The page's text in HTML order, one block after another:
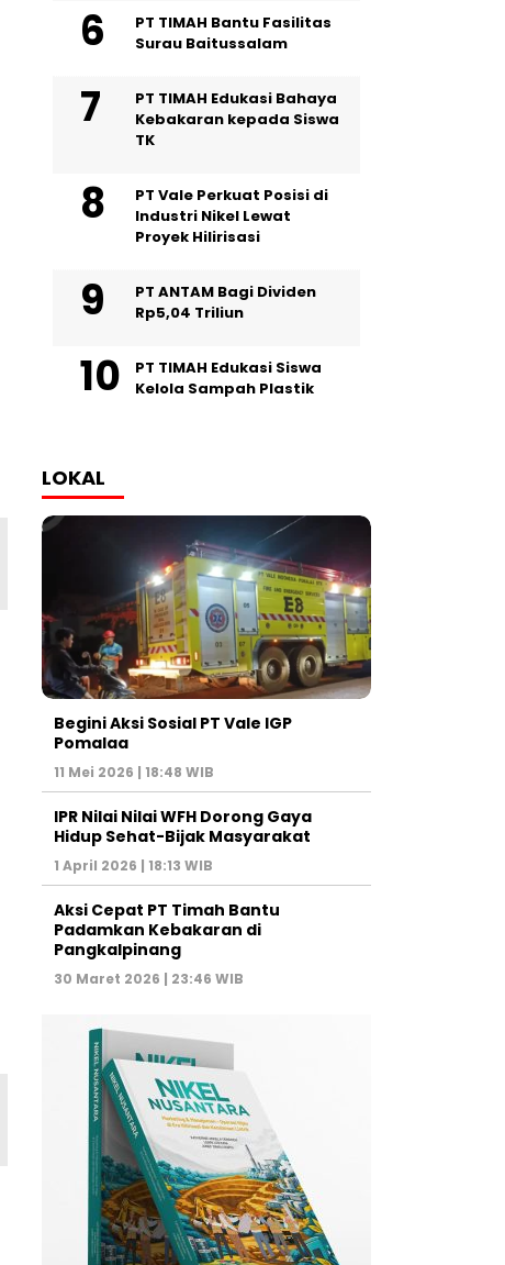
PT TIMAH Bantu Fasilitas
Surau Baitussalam
PT TIMAH Edukasi Bahaya
Kebakaran kepada Siswa
TK
PT Vale Perkuat Posisi di
Industri Nikel Lewat
Proyek Hilirisasi
PT ANTAM Bagi Dividen
Rp5,04 Triliun
PT TIMAH Edukasi Siswa
Kelola Sampah Plastik
LOKAL
Begini Aksi Sosial PT Vale IGP
Pomalaa
11 Mei 2026 | 18:48 WIB
IPR Nilai Nilai WFH Dorong Gaya
Hidup Sehat-Bijak Masyarakat
1 April 2026 | 18:13 WIB
Aksi Cepat PT Timah Bantu
Padamkan Kebakaran di
Pangkalpinang
30 Maret 2026 | 23:46 WIB